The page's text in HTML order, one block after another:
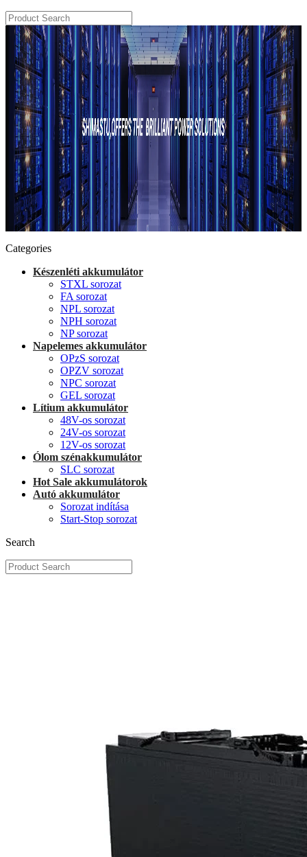
Categories
Készenléti akkumulátor
STXL sorozat
FA sorozat
NPL sorozat
NPH sorozat
NP sorozat
Napelemes akkumulátor
OPzS sorozat
OPZV sorozat
NPC sorozat
GEL sorozat
Lítium akkumulátor
48V-os sorozat
24V-os sorozat
12V-os sorozat
Ólom szénakkumulátor
SLC sorozat
Hot Sale akkumulátorok
Autó akkumulátor
Sorozat indítása
Start-Stop sorozat
Search